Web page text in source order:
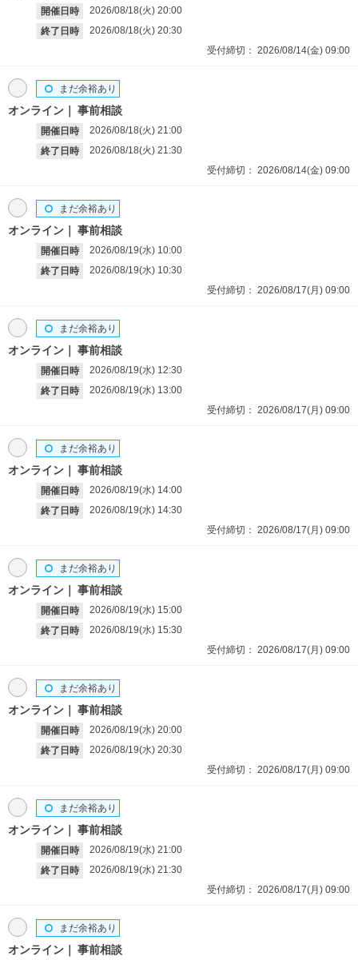
開催日時 2026/08/18(火) 20:00
終了日時
2026/08/18(火) 20:30
受付締切： 2026/08/14(金) 09:00
オンライン 事前相談
開催日時 2026/08/18(火) 21:00
終了日時
2026/08/18(火) 21:30
まだ余裕あり
受付締切： 2026/08/14(金) 09:00
オンライン 事前相談
開催日時 2026/08/19(水) 10:00
終了日時
2026/08/19(水) 10:30
まだ余裕あり
受付締切： 2026/08/17(月) 09:00
オンライン 事前相談
開催日時 2026/08/19(水) 12:30
終了日時
2026/08/19(水) 13:00
まだ余裕あり
受付締切： 2026/08/17(月) 09:00
オンライン 事前相談
開催日時 2026/08/19(水) 14:00
終了日時
2026/08/19(水) 14:30
まだ余裕あり
受付締切： 2026/08/17(月) 09:00
オンライン 事前相談
開催日時 2026/08/19(水) 15:00
終了日時
2026/08/19(水) 15:30
まだ余裕あり
受付締切： 2026/08/17(月) 09:00
オンライン 事前相談
開催日時 2026/08/19(水) 20:00
終了日時
2026/08/19(水) 20:30
まだ余裕あり
受付締切： 2026/08/17(月) 09:00
オンライン 事前相談
開催日時 2026/08/19(水) 21:00
終了日時
2026/08/19(水) 21:30
まだ余裕あり
受付締切： 2026/08/17(月) 09:00
オンライン 事前相談
まだ余裕あり